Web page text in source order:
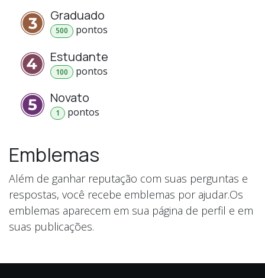
Graduado
500 pontos
Estudante
100 pontos
Novato
1 pontos
Emblemas
Além de ganhar reputação com suas perguntas e
respostas, você recebe emblemas por ajudar.Os
emblemas aparecem em sua página de perfil e em
suas publicações.